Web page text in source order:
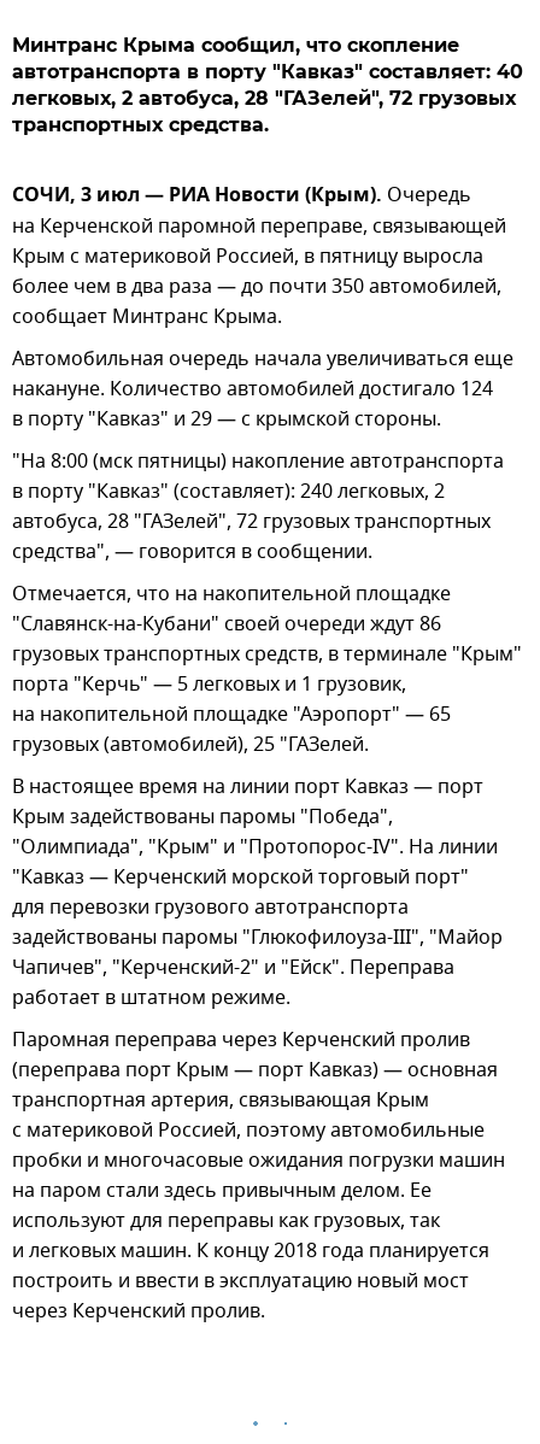
Минтранс Крыма сообщил, что скопление
автотранспорта в порту "Кавказ" составляет: 40
легковых, 2 автобуса, 28 "ГАЗелей", 72 грузовых
транспортных средства.
СОЧИ, 3 июл — РИА Новости (Крым). Очередь
на Керченской паромной переправе, связывающей
Крым с материковой Россией, в пятницу выросла
более чем в два раза — до почти 350 автомобилей,
сообщает Минтранс Крыма.
Автомобильная очередь начала увеличиваться еще
накануне. Количество автомобилей достигало 124
в порту "Кавказ" и 29 — с крымской стороны.
"На 8:00 (мск пятницы) накопление автотранспорта
в порту "Кавказ" (составляет): 240 легковых, 2
автобуса, 28 "ГАЗелей", 72 грузовых транспортных
средства", — говорится в сообщении.
Отмечается, что на накопительной площадке
"Славянск-на-Кубани" своей очереди ждут 86
грузовых транспортных средств, в терминале "Крым"
порта "Керчь" — 5 легковых и 1 грузовик,
на накопительной площадке "Аэропорт" — 65
грузовых (автомобилей), 25 "ГАЗелей.
В настоящее время на линии порт Кавказ — порт
Крым задействованы паромы "Победа",
"Олимпиада", "Крым" и "Протопорос-IV". На линии
"Кавказ — Керченский морской торговый порт"
для перевозки грузового автотранспорта
задействованы паромы "Глюкофилоуза-III", "Майор
Чапичев", "Керченский-2" и "Ейск". Переправа
работает в штатном режиме.
Паромная переправа через Керченский пролив
(переправа порт Крым — порт Кавказ) — основная
транспортная артерия, связывающая Крым
с материковой Россией, поэтому автомобильные
пробки и многочасовые ожидания погрузки машин
на паром стали здесь привычным делом. Ее
используют для переправы как грузовых, так
и легковых машин. К концу 2018 года планируется
построить и ввести в эксплуатацию новый мост
через Керченский пролив.